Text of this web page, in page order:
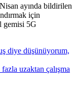
ayında bildirilen
için
gemisi 5G
diye düşünüyorum,
uzaktan çalışma